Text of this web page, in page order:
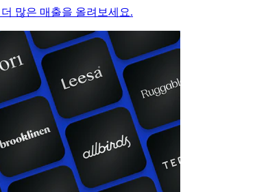
많은 매출을 올려보세요.